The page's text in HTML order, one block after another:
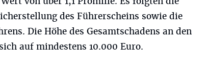
des Führerscheins sowie die
Die Höhe des Gesamtschadens an den
auf mindestens 10.000 Euro.